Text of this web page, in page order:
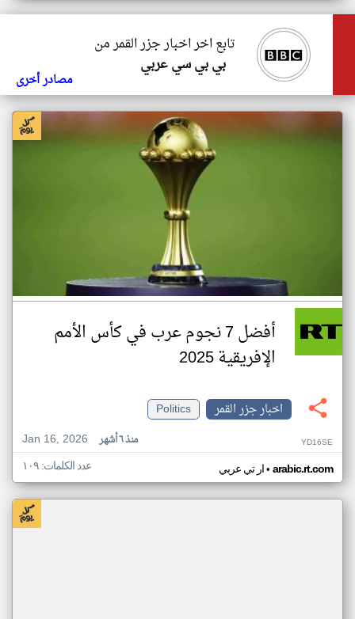
تابع اخر اخبار جزر القمر من
بي بي سي عربي
مصادر أخرى
أفضل 7 نجوم عرب في كأس الأمم
الإفريقية 2025
اخبار جزر القمر
Politics
Jan 16, 2026
منذ ٦ أشهر YD16SE
ار تي عربي• arabic.rt.com عدد الكلمات: ١٠٩